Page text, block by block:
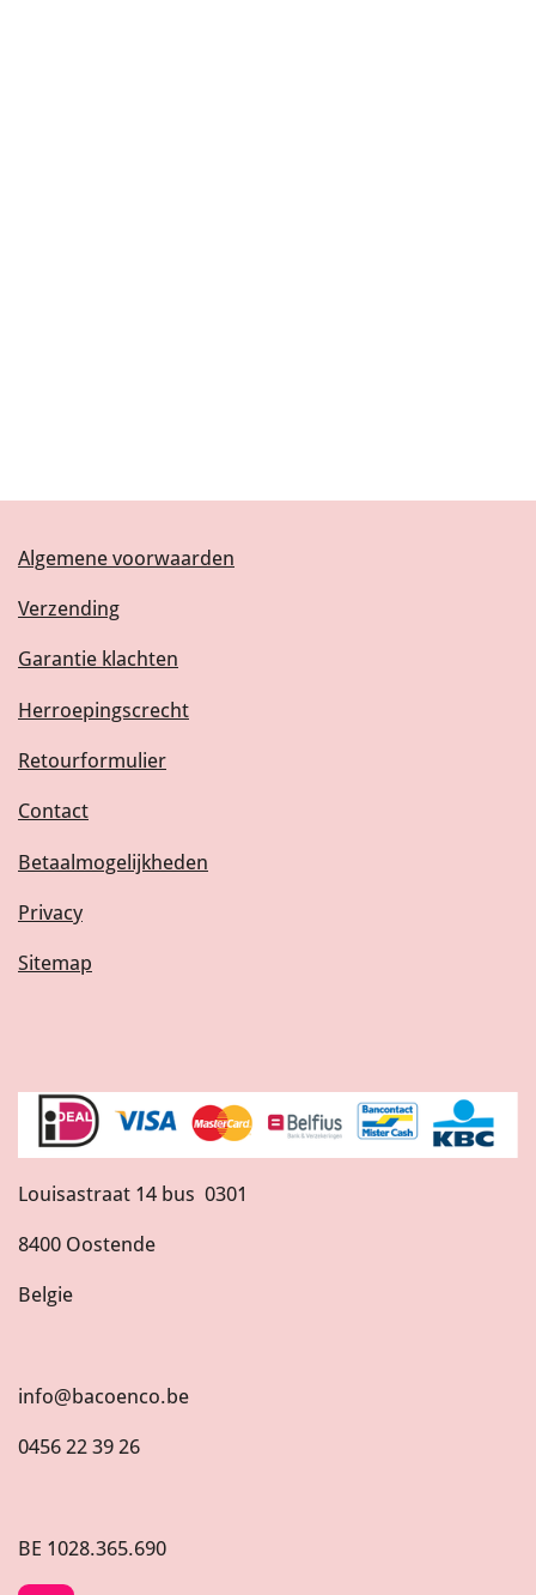
Algemene voorwaarden
Verzending
Garantie klachten
Herroepingscrecht
Retourformulier
Contact
Betaalmogelijkheden
Privacy
Sitemap
Louisastraat 14 bus 0301
8400 Oostende
Belgie
info@bacoenco.be
0456 22 39 26
BE 1028.365.690